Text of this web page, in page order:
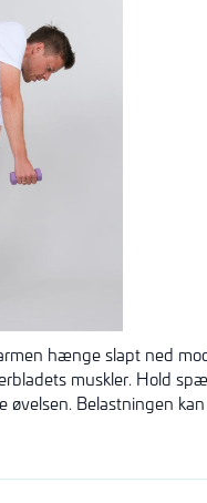
hænge slapt ned
muskler. Hold
Belastningen